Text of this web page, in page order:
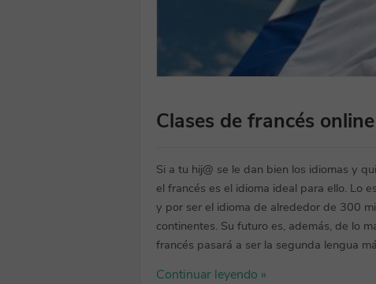
Clases de francés
Si a tu hij@ se le dan bien los idiomas y
el francés es el idioma ideal para ello. Lo
y por ser el idioma de alrededor de 300
continentes. Su futuro es, además, de lo
francés pasará a ser la segunda lengua
Continuar leyendo »